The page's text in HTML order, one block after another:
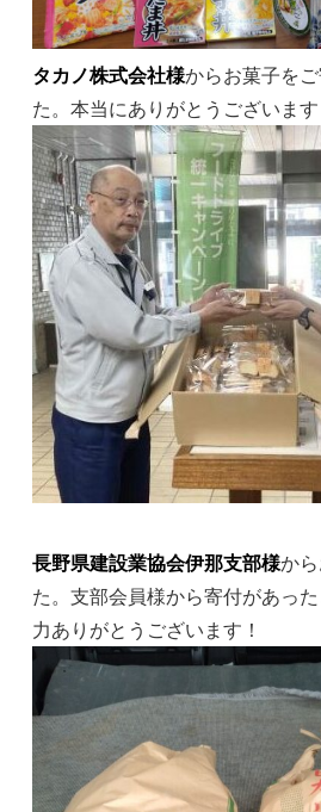
タカノ株式会社様からお菓子を
た。本当にありがとうございます
長野県建設業協会伊那支部様か
た。支部会員様から寄付があっ
力ありがとうございます！